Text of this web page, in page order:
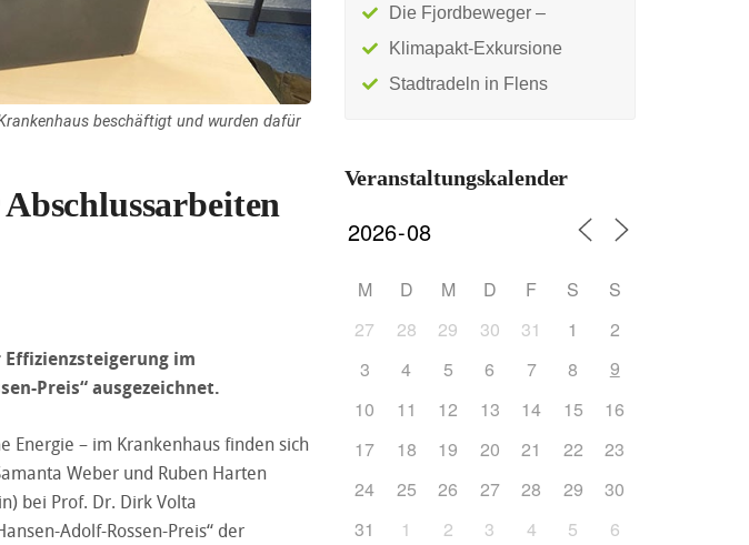
beschäftigt und wurden dafür
im
Preis“ ausgezeichnet.
Energie – im Krankenhaus finden sich
Weber und Ruben Harten
bei Prof. Dr. Dirk Volta
Adolf-Rossen-Preis“ der
Die Fjordbeweger –
Klimapakt-Exkursione
Stadtradeln in Flens
Veranstaltungskalender
M D M D F S
S
27
28 29 30 31 1
2
3
4 5 6 7 8
9
10
11 12 13 14 15
16
17
18 19 20 21 22
23
24
25 26 27 28 29
30
31
1 2 3 4 5 6